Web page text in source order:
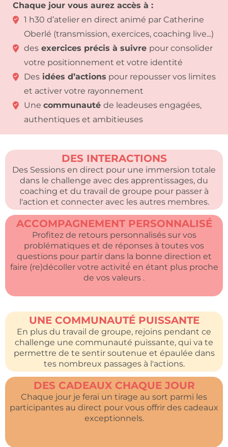
Chaque jour vous aurez accès à :
1 h30 d’atelier en direct animé par Catherine
Oberlé (transmission, exercices, coaching live...)
des exercices précis à suivre pour consolider
votre positionnement et votre identité
Des idées d’actions pour repousser vos limites
et activer votre rayonnement
Une communauté de leadeuses engagées,
authentiques et ambitieuses
DES INTERACTIONS
Des Sessions en direct pour une immersion totale
dans le challenge avec des apprentissages, du
coaching et du travail de groupe pour passer à
l'action et connecter avec les autres membres.
ACCOMPAGNEMENT PERSONNALISÉ
Profitez de retours personnalisés sur vos
problématiques et de réponses à toutes vos
questions pour partir dans la bonne direction et
faire (re)décoller votre activité́ en étant plus proche
de vos valeurs .
UNE COMMUNAUTÉ PUISSANTE
En plus du travail de groupe, rejoins pendant ce
challenge une communauté puissante, qui va te
permettre de te sentir soutenue et épaulée dans
tes nombreux passages à l'actions.
DES CADEAUX CHAQUE JOUR
Chaque jour je ferai un tirage au sort parmi les
participantes au direct pour vous offrir des cadeaux
exceptionnels.